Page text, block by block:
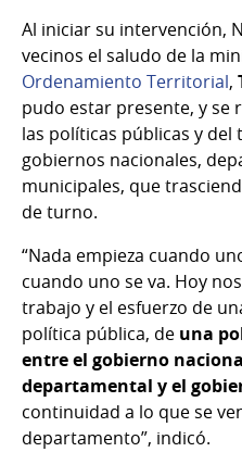
Al iniciar su intervención,
vecinos el saludo de la
Ordenamiento Territorial,
pudo estar presente, y se
las políticas públicas y
gobiernos nacionales,
municipales, que
de turno.
“Nada empieza cuando
cuando uno se va. Hoy
trabajo y el esfuerzo de
política pública, de una
entre el gobierno
departamental y el
continuidad a lo que se
departamento”, indicó.